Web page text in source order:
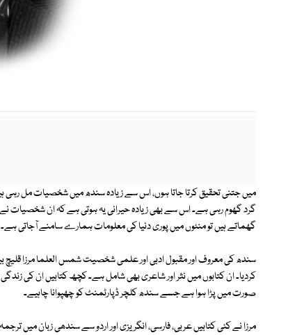
میں جتنی تحقیق کرتا جاتا ہوں، اس سے زیادہ سندھ میں شخصیات مل رہی
گرد گھوم رہی ہے۔ اس سے بھی زیادہ حیرانی یہ ہوتی ہے کہ ان شخصیات
گھماتے ہیں تو منٹوں میں پوری دنیا کی معلومات ہمارے سامنے آجاتی ہے۔
کردیا۔ ان کتابوں میں نثر اور شاعری بھی شامل ہے۔ کچھ کتابیں ان کی
صورت میں پڑا ہوا ہے جسے سندھ کلچر ڈپارٹمنٹ کو چھپوانا چاہیے۔
مرزا نے کئی کتابیں عربی، فارسی، انگریزی اور اردو سے سندھی زبان میں